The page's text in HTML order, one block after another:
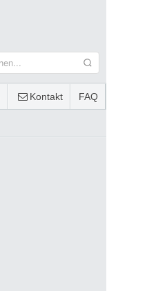
Kontakt FAQ